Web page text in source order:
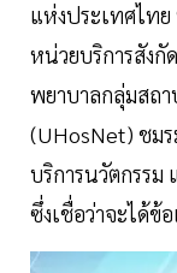
แห่งประเทศไทย
หน่วยบริการสังกั
พยาบาลกลุ่มสถ
(UHosNet) ชม
บริการนวัตกรร
ซึ่งเชื่อว่าจะได้